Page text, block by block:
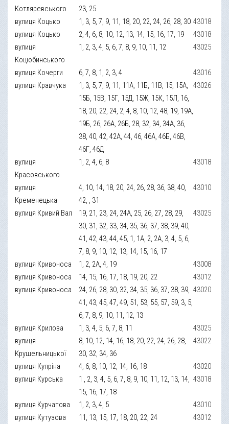
Котляревського
23, 25
вулиця Коцько 1, 3, 5, 7, 9, 11, 18, 20, 22, 24, 26, 28, 30 43018
вулиця Коцько
2, 4, 6, 8, 10, 12, 13, 14, 15, 16, 17, 19
43018
вулиця
Коцюбинського
1, 2, 3, 4, 5, 6, 7, 8, 9, 10, 11, 12 43025
вулиця Кочерги 6, 7, 8, 1, 2, 3, 4
43016
вулиця Кравчука
1, 3, 5, 7, 9, 11, 11А, 11Б, 11В, 15, 15А,
15Б, 15В, 15Г, 15Д, 15Ж, 15К, 15Л, 16,
18, 20, 22, 24, 2, 4, 8, 10, 12, 48, 19, 19А,
19Б, 26, 26А, 26Б, 28, 32, 34, 34А, 36,
38, 40, 42, 42А, 44, 46, 46А, 46Б, 46В,
46Г, 46Д
43026
вулиця
Красовського
1, 2, 4, 6, 8 43018
вулиця
Кременецька
4, 10, 14, 18, 20, 24, 26, 28, 36, 38, 40,
42, , 31
43010
вулиця Кривий Вал
19, 21, 23, 24, 24А, 25, 26, 27, 28, 29,
30, 31, 32, 33, 34, 35, 36, 37, 38, 39, 40,
41, 42, 43, 44, 45, 1, 1А, 2, 2А, 3, 4, 5, 6,
7, 8, 9, 10, 12, 13, 14, 15, 16, 17
43025
вулиця Кривоноса 1, 2, 2А, 4, 19
43008
вулиця Кривоноса
14, 15, 16, 17, 18, 19, 20, 22
43012
вулиця Кривоноса
24, 26, 28, 30, 32, 34, 35, 36, 37, 38, 39,
41, 43, 45, 47, 49, 51, 53, 55, 57, 59, 3, 5,
6, 7, 8, 9, 10, 11, 12, 13
43020
вулиця Крилова 1, 3, 4, 5, 6, 7, 8, 11
43025
вулиця
Крушельницької
8, 10, 12, 14, 16, 18, 20, 22, 24, 26, 28,
30, 32, 34, 36
43022
вулиця Купріна 4, 6, 8, 10, 12, 14, 16, 18
43020
вулиця Курська
1 , 2, 3, 4, 5, 6, 7, 8, 9, 10, 11, 12, 13, 14,
15, 16, 17, 18
43018
вулиця Курчатова 1, 2, 3, 4, 5
43010
вулиця Кутузова
11, 13, 15, 17, 18, 20, 22, 24 43012